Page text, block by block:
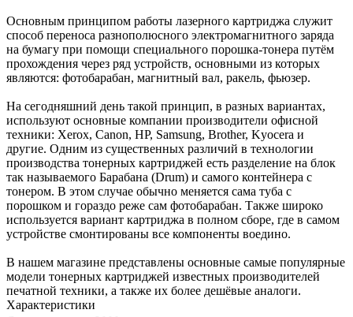
Основным принципом работы лазерного картриджа служит
способ переноса разнополюсного электромагнитного заряда
на бумагу при помощи специального порошка-тонера путём
прохождения через ряд устройств, основными из которых
являются: фотобарабан, магнитный вал, ракель, фьюзер.
На сегодняшний день такой принцип, в разных вариантах,
используют основные компании производители офисной
техники: Xerox, Canon, HP, Samsung, Brother, Kyocera и
другие. Одним из существенных различий в технологии
производства тонерных картриджей есть разделение на блок
так называемого Барабана (Drum) и самого контейнера с
тонером. В этом случае обычно меняется сама туба с
порошком и гораздо реже сам фотобарабан. Также широко
используется вариант картриджа в полном сборе, где в самом
устройстве смонтированы все компоненты воедино.
В нашем магазине представлены основные самые популярные
модели тонерных картриджей известных производителей
печатной техники, а также их более дешёвые аналоги.
Характеристики